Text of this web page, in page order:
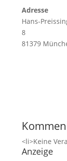
Adresse
Hans-
8
81379
<li>Keine
Anzeige